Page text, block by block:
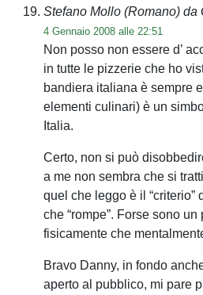
Stefano Mollo (Romano) da
4 Gennaio 2008 alle 22:51
Non posso non essere d’
in tutte le pizzerie che ho
bandiera italiana è sempre
elementi culinari) è un
Italia.
Certo, non si può
a me non sembra che si
quel che leggo è il “criterio”
che “rompe”. Forse sono un
fisicamente che
Bravo Danny, in fondo
aperto al pubblico, mi pare